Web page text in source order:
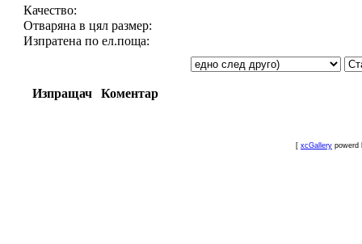
Качество:
Отваряна в цял размер:
Изпратена по ел.поща:
Изпращач Коментар
[ xcGallery